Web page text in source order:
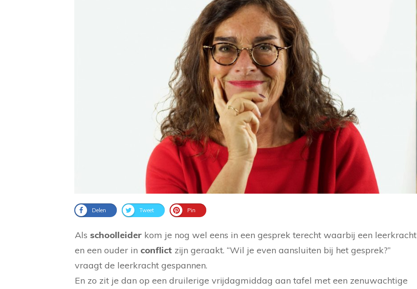
Delen Tweet Pin
Als schoolleider kom je nog wel eens in een gesprek terecht waarbij een leerkracht
en een ouder in conflict zijn geraakt. “Wil je even aansluiten bij het gesprek?”
vraagt de leerkracht gespannen.
En zo zit je dan op een druilerige vrijdagmiddag aan tafel met een zenuwachtige